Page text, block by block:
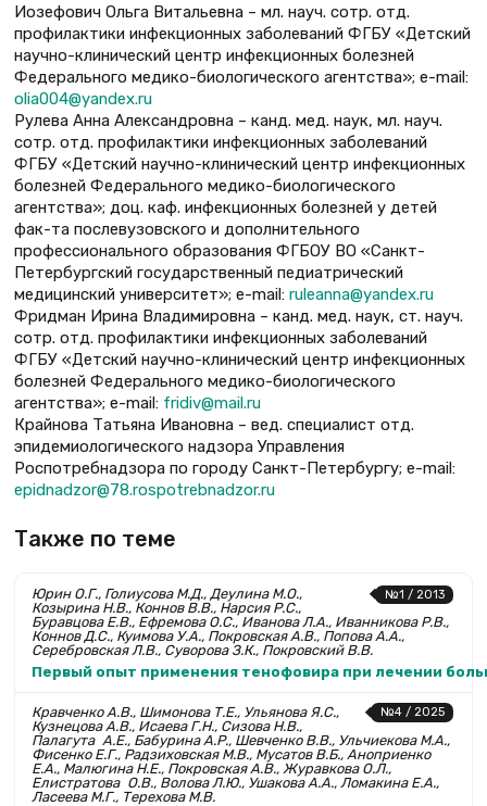
Иозефович Ольга Витальевна – мл. науч. сотр. отд.
профилактики инфекционных заболеваний ФГБУ «Детский
научно-клинический центр инфекционных болезней
Федерального медико-биологического агентства»; е-mail:
olia004@yandex.ru
Рулева Анна Александровна – канд. мед. наук, мл. науч.
сотр. отд. профилактики инфекционных заболеваний
ФГБУ «Детский научно-клинический центр инфекционных
болезней Федерального медико-биологического
агентства»; доц. каф. инфекционных болезней у детей
фак-та послевузовского и дополнительного
профессионального образования ФГБОУ ВО «Санкт-
Петербургский государственный педиатрический
медицинский университет»; е-mail: ruleanna@yandex.ru
Фридман Ирина Владимировна – канд. мед. наук, ст. науч.
сотр. отд. профилактики инфекционных заболеваний
ФГБУ «Детский научно-клинический центр инфекционных
болезней Федерального медико-биологического
агентства»; е-mail: fridiv@mail.ru
Крайнова Татьяна Ивановна – вед. специалист отд.
эпидемиологического надзора Управления
Роспотребнадзора по городу Санкт-Петербургу; е-mail:
epidnadzor@78.rospotrebnadzor.ru
Также по теме
№1 / 2013
Юрин О.Г., Голиусова М.Д., Деулина М.О.,
Козырина Н.В., Коннов В.В., Нарсия Р.С.,
Буравцова Е.В., Ефремова О.С., Иванова Л.А., Иванникова Р.В.,
Коннов Д.С., Куимова У.А., Покровская А.В., Попова А.А.,
Серебровская Л.В., Суворова З.К., Покровский В.В.
Первый опыт применения тенофовира при лечении
№4 / 2025
Кравченко А.В., Шимонова Т.Е., Ульянова Я.С.,
Кузнецова А.В., Исаева Г.Н., Сизова Н.В.,
Палагута А.Е., Бабурина А.Р., Шевченко В.В., Ульчиекова М.А.,
Фисенко Е.Г., Радзиховская М.В., Мусатов В.Б., Аноприенко
Е.А., Малюгина Н.Е., Покровская А.В., Журавкова О.Л.,
Елистратова О.В., Волова Л.Ю., Ушакова А.А., Ломакина Е.А.,
Ласеева М.Г., Терехова М.В.